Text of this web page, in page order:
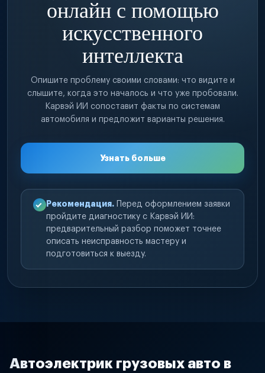
онлайн с помощью
искусственного
интеллекта
Опишите проблему своими словами: что видите и
слышите, когда это началось и что уже пробовали.
Карвэй ИИ сопоставит факты по системам
автомобиля и предложит варианты решения.
Узнать больше
Рекомендация. Перед оформлением заявки
пройдите диагностику с Карвэй ИИ:
предварительный разбор поможет точнее
описать неисправность мастеру и
подготовиться к выезду.
Автоэлектрик грузовых авто в